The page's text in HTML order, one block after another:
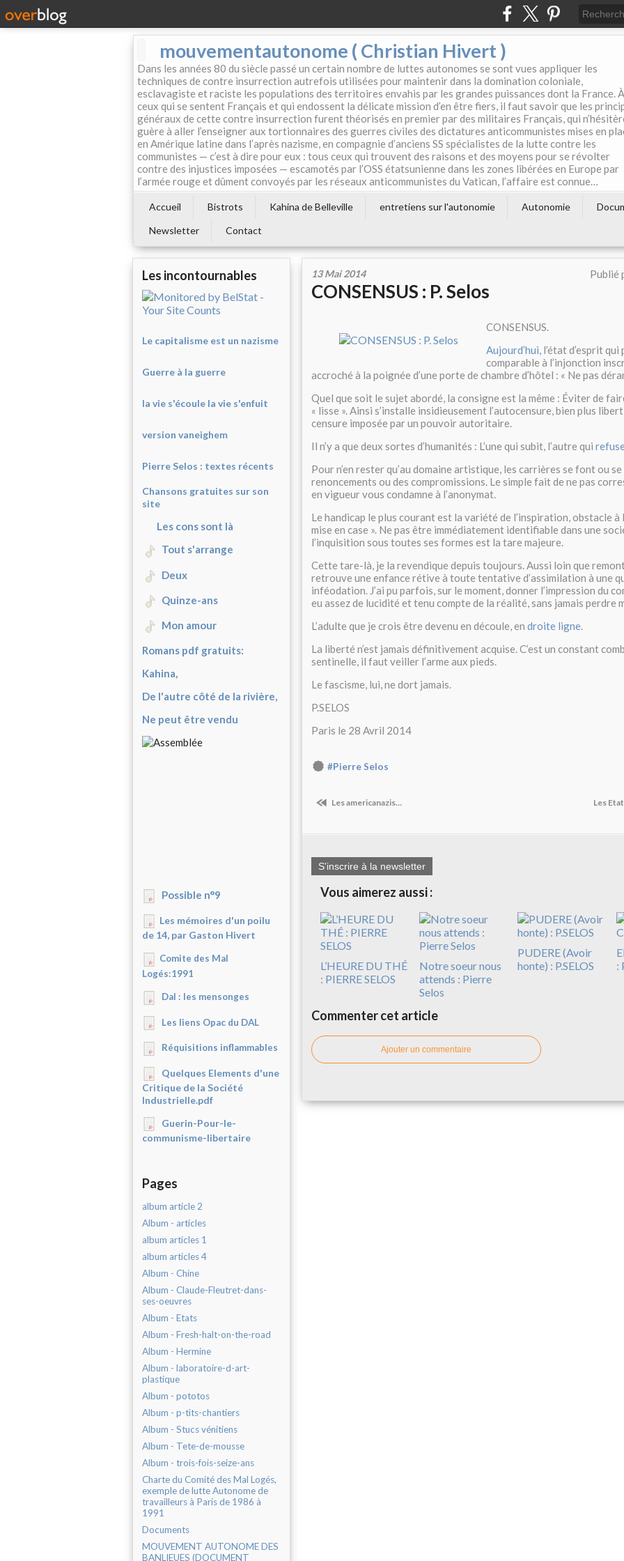
mouvementautonome ( Christian Hivert )
Dans les années 80 du siècle passé un certain nombre de luttes autonomes se sont vues appliquer les
techniques de contre insurrection autrefois utilisées pour maintenir dans la domination coloniale,
esclavagiste et raciste les populations des territoires envahis par les grandes puissances dont la France. À
ceux qui se sentent Français et qui endossent la délicate mission d’en être fiers, il faut savoir que les
généraux de cette contre insurrection furent théorisés en premier par des militaires Français, qui
guère à aller l’enseigner aux tortionnaires des guerres civiles des dictatures anticommunistes mises en
en Amérique latine dans l’après nazisme, en compagnie d’anciens SS spécialistes de la lutte contre les
communistes — c’est à dire pour eux : tous ceux qui trouvent des raisons et des moyens pour se révolter
contre des injustices imposées — escamotés par l’OSS étatsunienne dans les zones libérées en Europe par
l’armée rouge et dûment convoyés par les réseaux anticommunistes du Vatican, l’affaire est connue…
Accueil Bistrots Kahina de Belleville entretiens sur l'autonomie Autonomie
Newsletter
Contact
Les incontournables
Le capitalisme est un nazisme
Guerre à la guerre
la vie s'écoule la vie s'enfuit
version vaneighem
Pierre Selos : textes récents
Chansons gratuites sur son
site
Les cons sont là
Tout s'arrange
Deux
Quinze-ans
Mon amour
Romans pdf gratuits:
Kahina,
De l'autre côté de la rivière,
Ne peut être vendu
Possible n°9
Les mémoires d'un poilu
de 14, par Gaston Hivert
Comite des Mal
Logés:1991
Dal : les mensonges
Les liens Opac du DAL
Réquisitions inflammables
Quelques Elements d'une
Critique de la Société
Industrielle.pdf
Guerin-Pour-le-
communisme-libertaire
Pages
album article 2
Album - articles
album articles 1
album articles 4
Album - Chine
Album - Claude-Fleutret-dans-
ses-oeuvres
Album - Etats
Album - Fresh-halt-on-the-road
Album - Hermine
Album - laboratoire-d-art-
plastique
Album - pototos
Album - p-tits-chantiers
Album - Stucs vénitiens
Album - Tete-de-mousse
Album - trois-fois-seize-ans
Charte du Comité des Mal Logés,
exemple de lutte Autonome de
travailleurs à Paris de 1986 à
1991
Documents
MOUVEMENT AUTONOME DES
BANLIEUES (DOCUMENT
13 Mai 2014 Publié
CONSENSUS : P. Selos
CONSENSUS.
Aujourd’hui, l’état d’esprit
comparable à l’injonction
accroché à la poignée d’une porte de chambre d’hôtel : « Ne pas
Quel que soit le sujet abordé, la consigne est la même : Éviter de
« lisse ». Ainsi s’installe insidieusement l’autocensure, bien plus
censure imposée par un pouvoir autoritaire.
Il n’y a que deux sortes d’humanités : L’une qui subit, l’autre qui
Pour n’en rester qu’au domaine artistique, les carrières se font ou
renoncements ou des compromissions. Le simple fait de ne pas
en vigueur vous condamne à l’anonymat.
Le handicap le plus courant est la variété de l’inspiration, obstacle à
mise en case ». Ne pas être immédiatement identifiable dans une
l’inquisition sous toutes ses formes est la tare majeure.
Cette tare-là, je la revendique depuis toujours. Aussi loin que
retrouve une enfance rétive à toute tentative d’assimilation à une
inféodation. J’ai pu parfois, sur le moment, donner l’impression du
eu assez de lucidité et tenu compte de la réalité, sans jamais perdre
L’adulte que je crois être devenu en découle, en droite ligne.
La liberté n’est jamais définitivement acquise. C’est un constant
sentinelle, il faut veiller l’arme aux pieds.
Le fascisme, lui, ne dort jamais.
P.SELOS
Paris le 28 Avril 2014
#Pierre Selos
Les americanazis… Les
S'inscrire à la newsletter
Vous aimerez aussi :
L’HEURE DU THÉ
: PIERRE SELOS
Notre soeur nous
attends : Pierre
Selos
PUDERE (Avoir
honte) : P.SELOS
:
Commenter cet article
Ajouter un commentaire